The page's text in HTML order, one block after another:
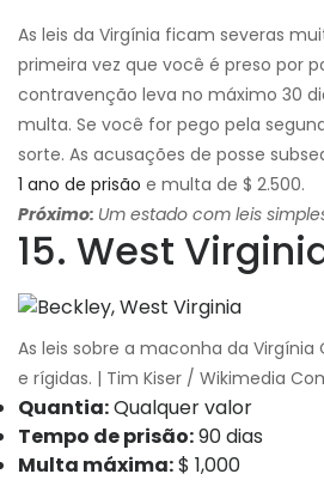
As leis da Virgínia ficam severas
primeira vez que você é preso por
contravenção leva no máximo 30
multa. Se você for pego pela
sorte. As acusações de posse
1 ano de prisão e multa de $ 2.500.
Próximo: Um estado com leis
15. West
As leis sobre a maconha da Virgínia
e rígidas. | Tim Kiser / Wikimedia
Quantia:Qualquer valor
Tempo de prisão:90 dias
Multa máxima:$ 1,000